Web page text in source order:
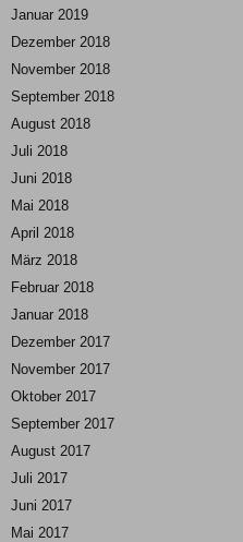
Januar 2019
Dezember 2018
November 2018
September 2018
August 2018
Juli 2018
Juni 2018
Mai 2018
April 2018
März 2018
Februar 2018
Januar 2018
Dezember 2017
November 2017
Oktober 2017
September 2017
August 2017
Juli 2017
Juni 2017
Mai 2017